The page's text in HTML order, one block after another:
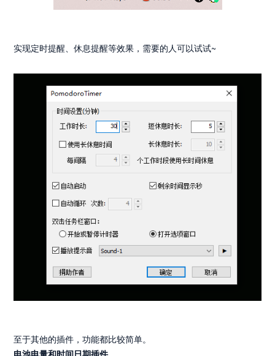
实现定时提醒、休息提醒等效果，需要的人可以试试~
至于其他的插件，功能都比较简单。
电池电量和时间日期插件